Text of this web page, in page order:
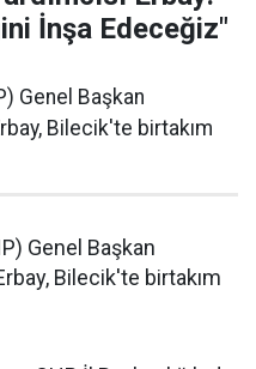
İnşa Edeceğiz"
Genel Başkan
Bilecik'te birtakım
Genel Başkan
Bilecik'te birtakım